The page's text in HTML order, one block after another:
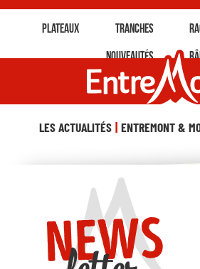
Plateaux Tranches
Nouveautés
LES ACTUALITÉS ENTREMONT &